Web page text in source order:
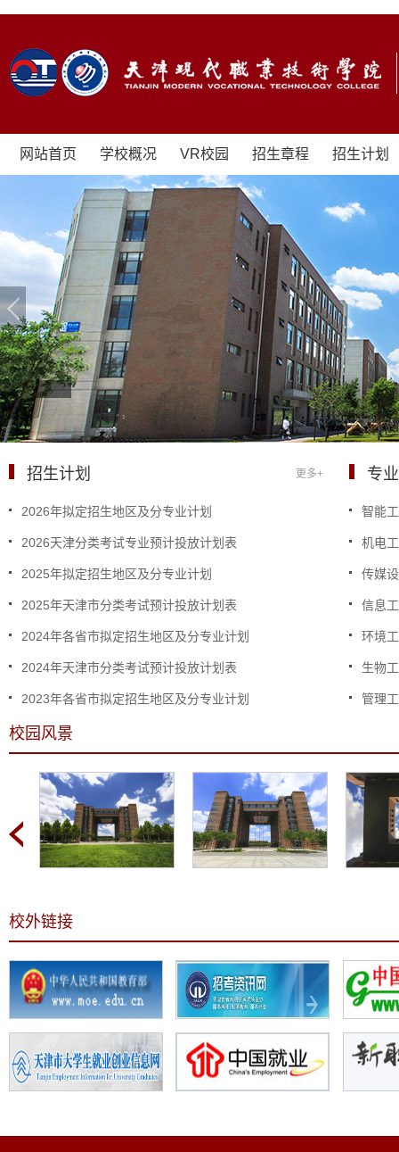
网站首页 学校概况 VR校园 招生章程 招生计划
更多+
招生计划
2026年拟定招生地区及分专业计划
2026天津分类考试专业预计投放计划表
2025年拟定招生地区及分专业计划
2025年天津市分类考试预计投放计划表
2024年各省市拟定招生地区及分专业计划
2024年天津市分类考试预计投放计划表
2023年各省市拟定招生地区及分专业计划
专
智能
机电
传媒
信息
环境
生物
管理
校园风景
校外链接